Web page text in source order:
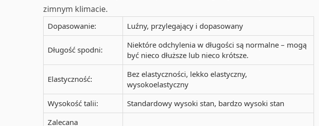
zimnym klimacie.
Dopasowanie: Luźny, przylegający i dopasowany
Długość spodni:
Niektóre odchylenia w długości są normalne – mogą
być nieco dłuższe lub nieco krótsze.
Elastyczność:
Bez elastyczności, lekko elastyczny,
wysokoelastyczny
Wysokość talii:
Standardowy wysoki stan, bardzo wysoki stan
Zalecana